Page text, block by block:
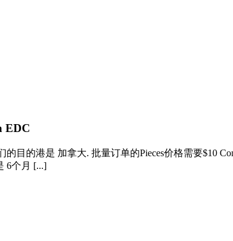
EDC
目的港是 加拿大. 批量订单的Pieces价格需要$10
6个月 [...]